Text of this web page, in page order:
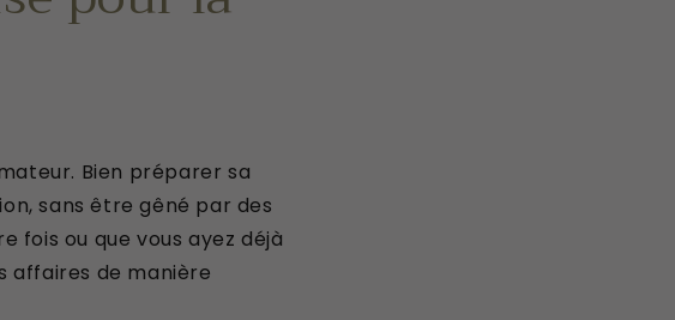
Bien préparer sa
sans être gêné par des
fois ou que vous ayez déjà
affaires de manière